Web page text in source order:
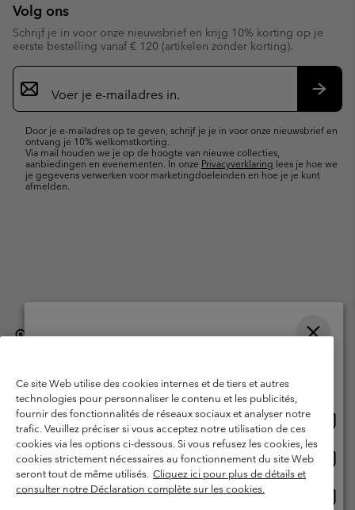
Volg ons
Schrijf je in voor onze nieuwsbrief en krijg 10% korting op je
eerste bestelling vanaf € 120 (artikelen zonder korting).
Aanmelden
voor
e-
Door je e-mailadres op te geven, schrijf je je in voor onze nieuwsbrief en
ontvang je 10% welkomstkorting.
Via mail houden we je op de hoogte van nieuwe collecties,
aanbiedingen en evenementen. In onze Privacyverklaring lees je hoe we
je gegevens verwerken voor marketingdoeleinden en hoe je je kunt
afmelden.
België (Nederlands) | English ›| français ›
Gebruiksvoorwaarden
Verkoopvoorwaarden
Garantie
Privacybeleid
Gebruiksvoorwaarden voor lidmaatschap
Voorwaarden voor door gebruikers gegenereerde inhoud
Impressum
Cookies
Ce site Web utilise des cookies internes et de tiers et autres
technologies pour personnaliser le contenu et les publicités,
fournir des fonctionnalités de réseaux sociaux et analyser notre
trafic. Veuillez préciser si vous acceptez notre utilisation de ces
cookies via les options ci-dessous. Si vous refusez les cookies, les
cookies strictement nécessaires au fonctionnement du site Web
seront tout de même utilisés. Cliquez ici pour plus de détails et
consulter notre Déclaration complète sur les cookies.
Online shoppen beschikbaar
United States
Belgium-English
Belgium-Français